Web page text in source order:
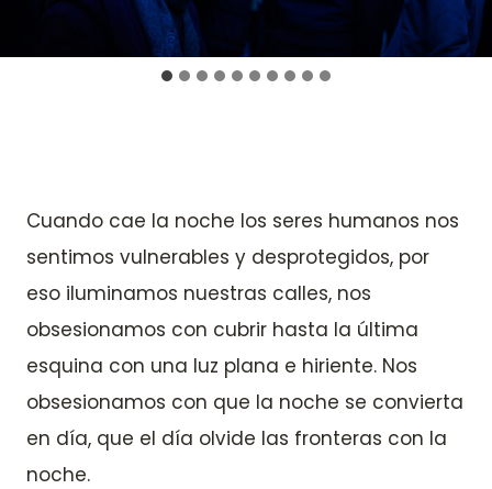
Cuando cae la noche los seres humanos nos
sentimos vulnerables y desprotegidos, por
eso iluminamos nuestras calles, nos
obsesionamos con cubrir hasta la última
esquina con una luz plana e hiriente. Nos
obsesionamos con que la noche se convierta
en día, que el día olvide las fronteras con la
noche.